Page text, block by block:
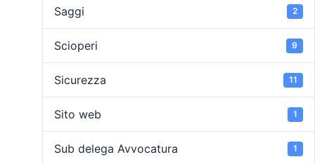
Saggi 2
Scioperi 9
Sicurezza 11
Sito web 1
Sub delega Avvocatura 1